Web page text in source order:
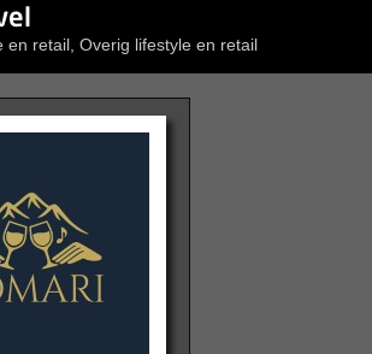
en retail, Overig lifestyle en retail